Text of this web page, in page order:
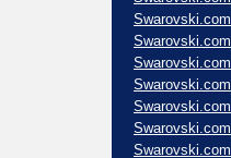
Swarovski.com
Swarovski.com
Swarovski.com
Swarovski.com
Swarovski.com
Swarovski.com
Swarovski.com